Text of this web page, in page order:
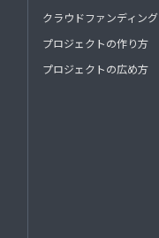
クラウドファンディン
プロジェクトの作り方
プロジェクトの広め方